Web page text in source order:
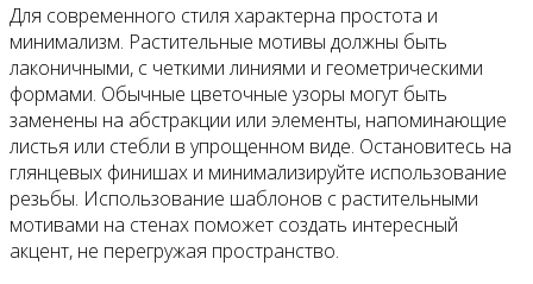
Для современного стиля характерна простота и
минимализм. Растительные мотивы должны быть
лаконичными, с четкими линиями и геометрическими
формами. Обычные цветочные узоры могут быть
заменены на абстракции или элементы, напоминающие
листья или стебли в упрощенном виде. Остановитесь на
глянцевых финишах и минимализируйте использование
резьбы. Использование шаблонов с растительными
мотивами на стенах поможет создать интересный
акцент, не перегружая пространство.